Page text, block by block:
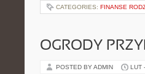
CATEGORIES: FINANSE
OGRODY
POSTED BY ADMIN LUT